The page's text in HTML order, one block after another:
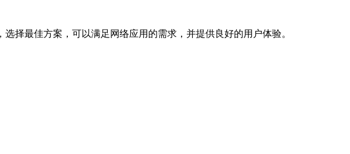
择最佳方案，可以满足网络应用的需求，并提供良好的用户体验。